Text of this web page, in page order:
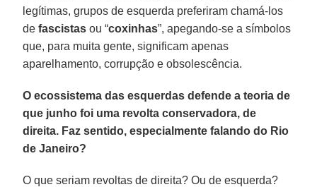
legítimas, grupos de esquerda preferiram chamá-los
defascistas ou “coxinhas”, apegando-se a símbolos
que, para muita gente, significam apenas
aparelhamento, corrupção e obsolescência.
O ecossistema das esquerdas defende a teoria de
que junho foi uma revolta conservadora, de
direita. Faz sentido, especialmente falando do Rio
de Janeiro?
O que seriam revoltas de direita? Ou de esquerda?